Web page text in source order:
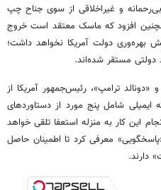
و غیراخلاقی از سوی جناح چپ
افزود که ماسک معتقد است خروج
بهره‌وری دولت آمریکا نخواهد داشت؛
دولتی مستقر شده‌اند.
ترامپ»، رئیس‌جمهور آمریکا از
ایمیلی شامل پنج مورد از دستاوردهای
این کار به منزله استعفا تلقی خواهد
معرفی کرد تا اطمینان حاصل
دارند.